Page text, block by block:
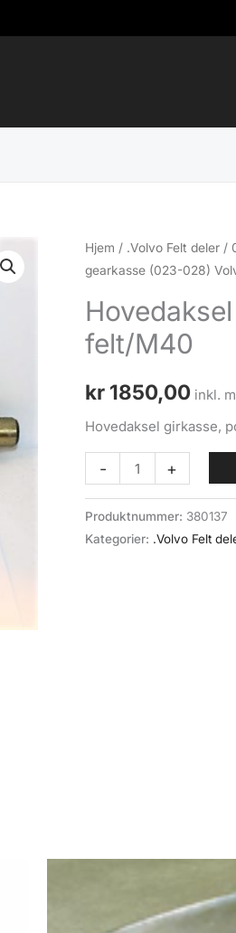
Hjem / .Volvo Felt deler /
gearkasse (023-028)
felt/M40
kr 1850,00 inkl.
Hovedaksel girkasse,
-
Hovedaksel
gearkasse
(023-
028)
+
Produktnummer: 380137
Kategorier: .Volvo Felt